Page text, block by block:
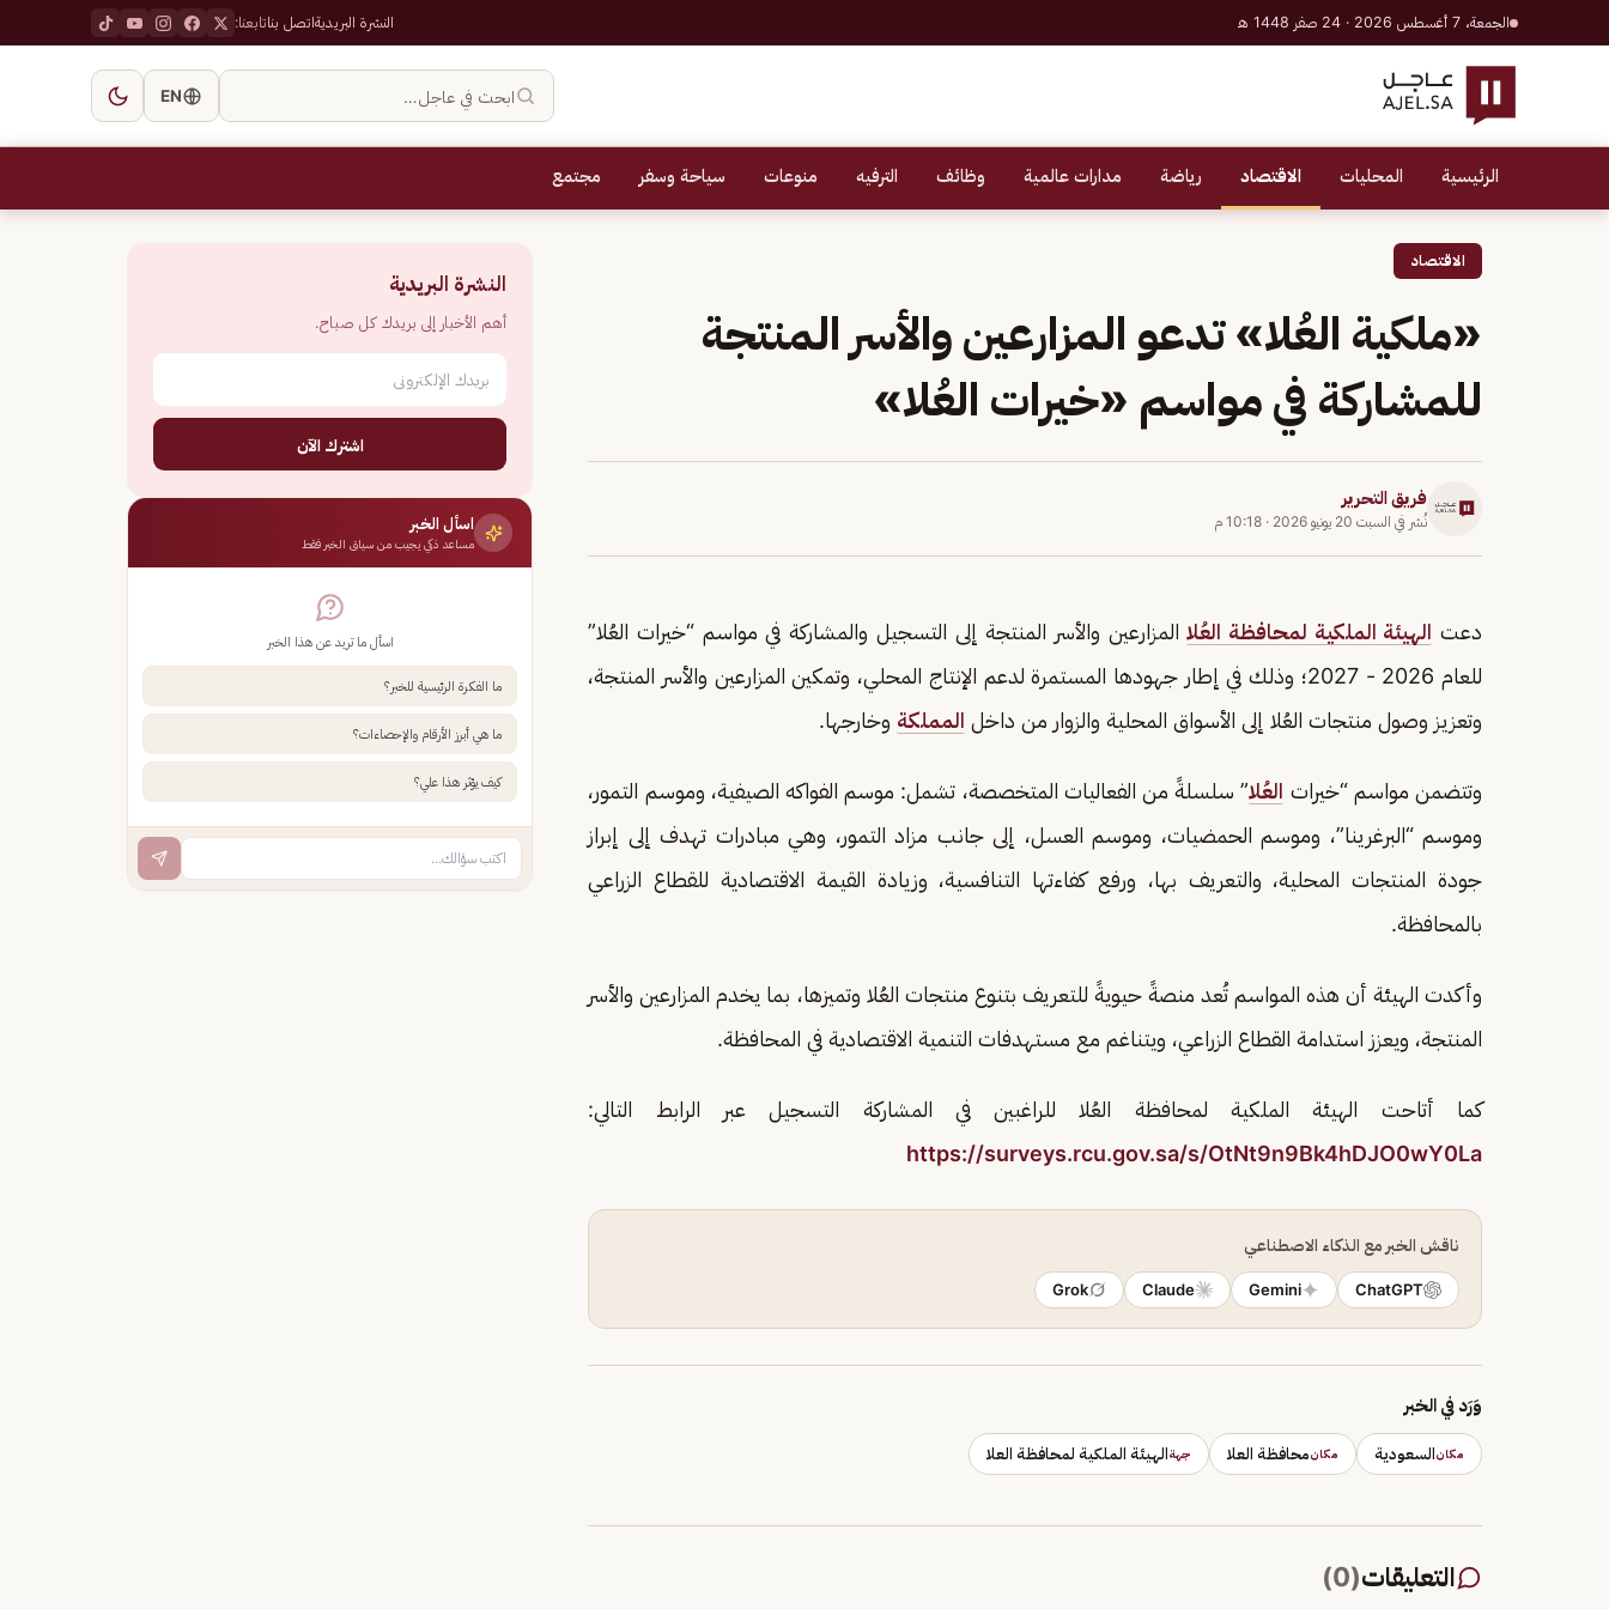
الجمعة، 7 أغسطس 2026 · 24 صفر 1448 هـ النشرة البريديةاتصل بناتابعنا:
ابحث في عاجل… EN
الرئيسية المحليات الاقتصاد رياضة مدارات عالمية وظائف الترفيه منوعات سياحة وسفر مجتمع
الاقتصاد
«ملكية العُلا» تدعو المزارعين والأسر المنتجة
للمشاركة في مواسم «خيرات العُلا»
فريق التحرير
نُشر في السبت 20 يونيو 2026 · 10:18 م
دعت الهيئة الملكية لمحافظة العُلاالمزارعين والأسر المنتجة إلى التسجيل والمشاركة في مواسم “خيرات العُلا”
للعام 2026 - 2027؛ وذلك في إطار جهودها المستمرة لدعم الإنتاج المحلي، وتمكين المزارعين والأسر المنتجة،
وتعزيز وصول منتجات العُلا إلى الأسواق المحلية والزوار من داخل المملكة وخارجها.
وتتضمن مواسم “خيرات العُلا” سلسلةً من الفعاليات المتخصصة، تشمل: موسم الفواكه الصيفية، وموسم التمور،
وموسم “البرغرينا”، وموسم الحمضيات، وموسم العسل، إلى جانب مزاد التمور، وهي مبادرات تهدف إلى إبراز
جودة المنتجات المحلية، والتعريف بها، ورفع كفاءتها التنافسية، وزيادة القيمة الاقتصادية للقطاع الزراعي
بالمحافظة.
وأكدت الهيئة أن هذه المواسم تُعد منصةً حيويةً للتعريف بتنوع منتجات العُلا وتميزها، بما يخدم المزارعين والأسر
المنتجة، ويعزز استدامة القطاع الزراعي، ويتناغم مع مستهدفات التنمية الاقتصادية في المحافظة.
كما أتاحت الهيئة الملكية لمحافظة العُلا للراغبين في المشاركة التسجيل عبر الرابط التالي:
https://surveys.rcu.gov.sa/s/OtNt9n9Bk4hDJO0wY0La
ناقش الخبر مع الذكاء الاصطناعي
ChatGPT
Gemini
Claude
Grok
وَرَد في الخبر
مكانالسعودية مكانمحافظة العلا جهةالهيئة الملكية لمحافظة العلا
التعليقات(
0
)
النشرة البريدية
أهم الأخبار إلى بريدك كل صباح.
اشترك الآن
اسأل الخبر
مساعد ذكي يجيب من سياق الخبر فقط
اسأل ما تريد عن هذا الخبر
ما الفكرة الرئيسية للخبر؟
ما هي أبرز الأرقام والإحصاءات؟
كيف يؤثر هذا علي؟